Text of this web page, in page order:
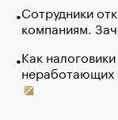
Сотрудники
компаниям.
Как
неработающих